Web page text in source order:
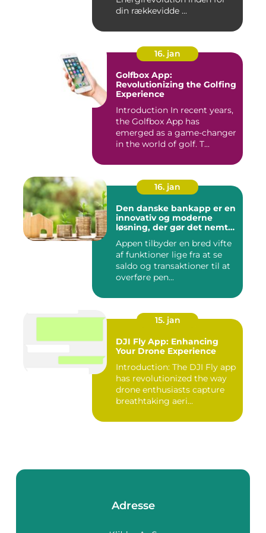
din rækkevidde ...
16. jan
Golfbox App:
Revolutionizing the Golfing
Experience
Introduction In recent years,
the Golfbox App has
emerged as a game-changer
in the world of golf. T...
16. jan
Den danske bankapp er en
innovativ og moderne
løsning, der gør det nemt
at administrere deres
økonomiske forhold
Appen tilbyder en bred vifte
af funktioner lige fra at se
saldo og transaktioner til at
overføre pen...
15. jan
DJI Fly App: Enhancing
Your Drone Experience
Introduction: The DJI Fly app
has revolutionized the way
drone enthusiasts capture
breathtaking aeri...
Adresse